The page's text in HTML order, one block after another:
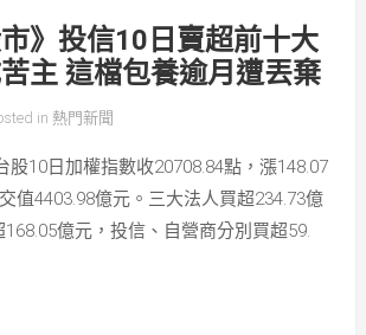
市》投信10日賣超前十大
主 這檔包養逾月遭丟棄
in 熱門新聞
股10日加權指數收20708.84點，漲148.07
值4403.98億元。三大法人買超234.73億
億元，投信、自營商分別買超59.